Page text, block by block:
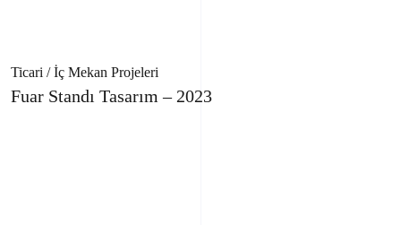
Ticari / İç Mekan Projeleri
Fuar Standı Tasarım – 2023